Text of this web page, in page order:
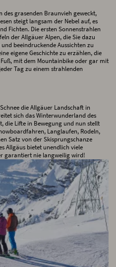
des grasenden Braunvieh geweckt,
steigt langsam der Nebel auf, es
Fichten. Die ersten Sonnenstrahlen
der Allgäuer Alpen, die Sie dazu
beeindruckende Aussichten zu
eigene Geschichte zu erzählen, die
mit dem Mountainbike oder gar mit
Tag zu einem strahlenden
die Allgäuer Landschaft in
sich das Winterwunderland des
die Lifte in Bewegung und nun stellt
Langlaufen, Rodeln,
Satz von der Skisprungschanze
Allgäus bietet unendlich viele
garantiert nie langweilig wird!